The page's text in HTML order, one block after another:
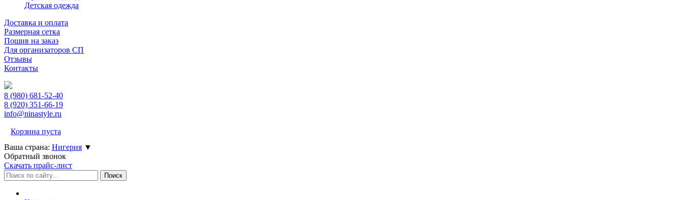
Детская одежда
Доставка и оплата
Размерная сетка
Пошив на заказ
Для организаторов СП
Отзывы
Контакты
8 (980) 681-52-40
8 (920) 351-66-19
info@ninastyle.ru
Корзина пуста
Ваша страна: Нигерия ▼
Обратный звонок
Скачать прайс-лист